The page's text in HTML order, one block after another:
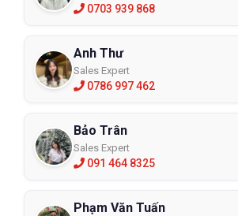
0703 939 868
Anh Thư
Sales Expert
0786 997 462
Bảo Trân
Sales Expert
091 464 8325
Phạm Văn Tuấn